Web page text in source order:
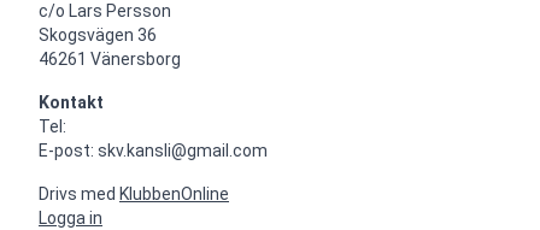
c/o Lars Persson
Skogsvägen 36
46261 Vänersborg
Kontakt
Tel:
E-post: skv.kansli@gmail.com
Drivs med KlubbenOnline
Logga in